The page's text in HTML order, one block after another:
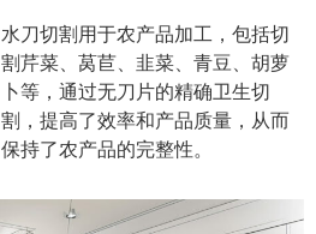
水刀切割用于农产品加工，包括切
割芹菜、莴苣、韭菜、青豆、胡萝
卜等，通过无刀片的精确卫生切
割，提高了效率和产品质量，从而
保持了农产品的完整性。